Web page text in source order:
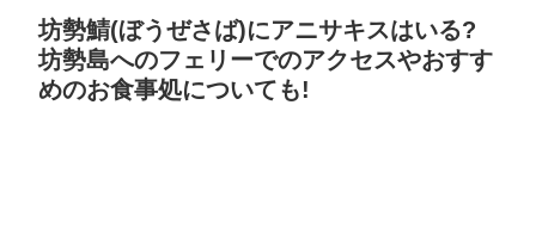
坊勢鯖(ぼうぜさば)にアニサキスはいる?
坊勢島へのフェリーでのアクセスやおすす
めのお食事処についても!